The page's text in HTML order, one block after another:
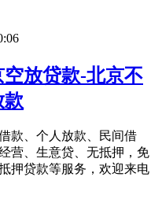
放贷款-北京不
款
款、个人放款、民间借
营、生意贷、无抵押，免
押贷款等服务，欢迎来电